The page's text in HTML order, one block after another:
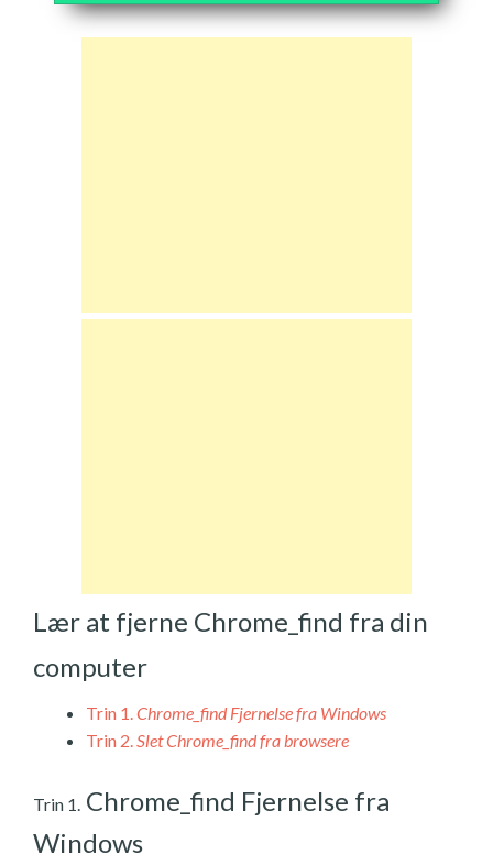
Lær at fjerne Chrome_find fra din
computer
Trin 1.Chrome_find Fjernelse fra Windows
Trin 2.Slet Chrome_find fra browsere
Trin 1. Chrome_find Fjernelse fra
Windows